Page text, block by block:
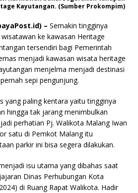
Kayutangan. (Sumber Prokompim)
– Semakin tingginya
ke kawasan Heritage
tersendiri bagi Pemerintah
menjadi kawasan wisata heritage
menjelma menjadi destinasi
sepi pengunjung.
yang paling kentara yaitu tingginya
hingga tak jarang menimbulkan
perhatian Pj. Walikota Malang Iwan
satu di Pemkot Malang itu
parkir ini bisa segera dilakukan.
isu utama yang dibahas saat
Dinas Perhubungan Kota
di Ruang Rapat Walikota. Hadir